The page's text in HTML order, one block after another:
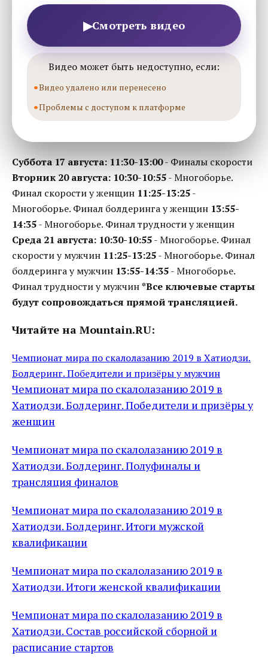
▶Смотреть видео
Видео может быть недоступно, если:
Видео удалено или перенесено
Проблемы с доступом к платформе
Суббота 17 августа: 11:30-13:00- Финалы скорости
Вторник 20 августа: 10:30-10:55- Многоборье.
Финал скорости у женщин 11:25-13:25-
Многоборье. Финал болдеринга у женщин 13:55-
14:35- Многоборье. Финал трудности у женщин
Среда 21 августа: 10:30-10:55- Многоборье. Финал
скорости у мужчин 11:25-13:25- Многоборье. Финал
болдеринга у мужчин 13:55-14:35- Многоборье.
Финал трудности у мужчин*Все ключевые старты
будут сопровождаться прямой трансляцией.
Читайте на Mountain.RU:
Чемпионат мира по скалолазанию 2019 в Хатиодзи.
Болдеринг. Победители и призёры у мужчин
Чемпионат мира по скалолазанию 2019 в
Хатиодзи. Болдеринг. Победители и призёры у
женщин
Чемпионат мира по скалолазанию 2019 в
Хатиодзи. Болдеринг. Полуфиналы и
трансляция финалов
Чемпионат мира по скалолазанию 2019 в
Хатиодзи. Болдеринг. Итоги мужской
квалификации
Чемпионат мира по скалолазанию 2019 в
Хатиодзи. Итоги женской квалификации
Чемпионат мира по скалолазанию 2019 в
Хатиодзи. Состав российской сборной и
расписание стартов